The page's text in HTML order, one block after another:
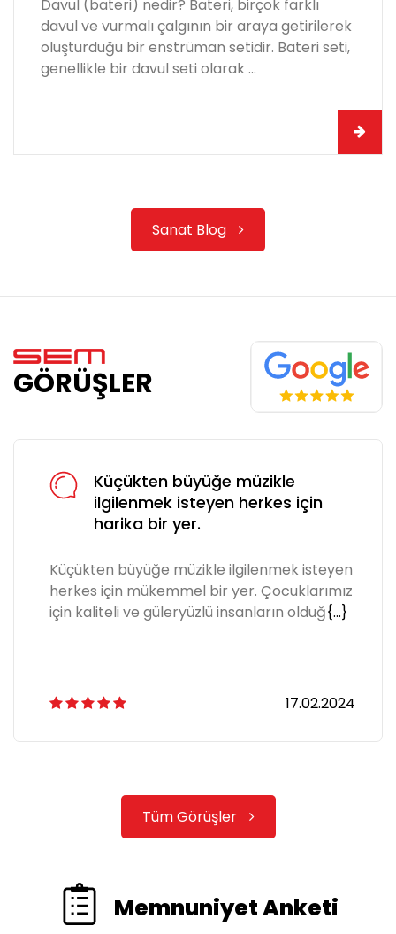
Davul (bateri) nedir? Bateri, birçok farklı
davul ve vurmalı çalgının bir araya getirilerek
oluşturduğu bir enstrüman setidir. Bateri seti,
genellikle bir davul seti olarak ...
Sanat Blog
GÖRÜŞLER
Küçükten büyüğe müzikle
ilgilenmek isteyen herkes için
harika bir yer.
Küçükten büyüğe müzikle ilgilenmek isteyen
herkes için mükemmel bir yer. Çocuklarımız
için kaliteli ve güleryüzlü insanların olduğ{...}
17.02.2024
Tüm Görüşler
Memnuniyet Anketi